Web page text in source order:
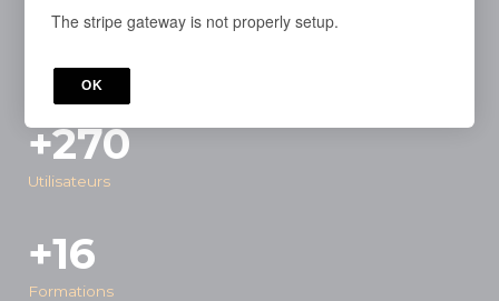
Offertes par des professionnels en fiscalité, en droit et en
structurées, pratiques et ancrées dans la réalité du terrain.
+270
Utilisateurs
+16
Formations
The stripe gateway is not properly setup.
OK